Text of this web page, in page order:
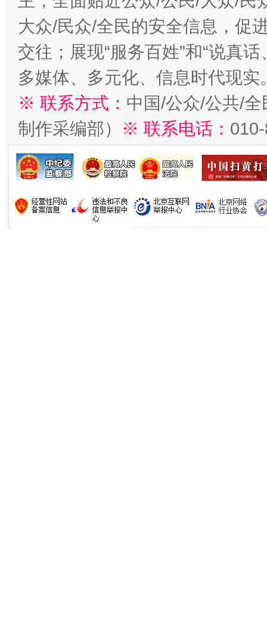
大众/民众/全民的安全信息，促
交往；展现“服务百姓”和“说真
多媒体、多元化、信息时代现实
※ 联系方式： 中国/公众/公共/
制作采编部）
※ 联系电话：